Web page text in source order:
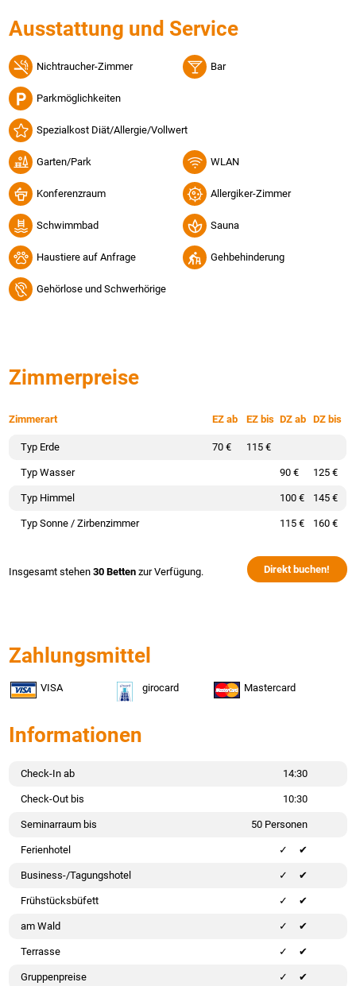
Ausstattung und Service
Nichtraucher-Zimmer Bar
Parkmöglichkeiten
Spezialkost Diät/Allergie/Vollwert
Garten/Park WLAN
Konferenzraum Allergiker-Zimmer
Schwimmbad Sauna
Haustiere auf Anfrage Gehbehinderung
Gehörlose und Schwerhörige
Zimmerpreise
Zimmerart EZ ab EZ bis DZ ab DZ bis
Typ Erde 70 € 115 €
Typ Wasser 90 € 125 €
Typ Himmel 100 € 145 €
Typ Sonne / Zirbenzimmer 115 € 160 €
Insgesamt stehen30 Betten zur Verfügung. Direkt buchen!
Zahlungsmittel
VISA girocard Mastercard
Informationen
Check-In ab 14:30
Check-Out bis 10:30
Seminarraum bis 50 Personen
Ferienhotel ✔
Business-/Tagungshotel ✔
Frühstücksbüfett ✔
am Wald ✔
Terrasse ✔
Gruppenpreise ✔